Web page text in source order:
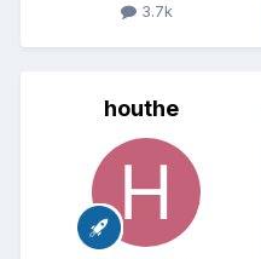
3.7k
houthe